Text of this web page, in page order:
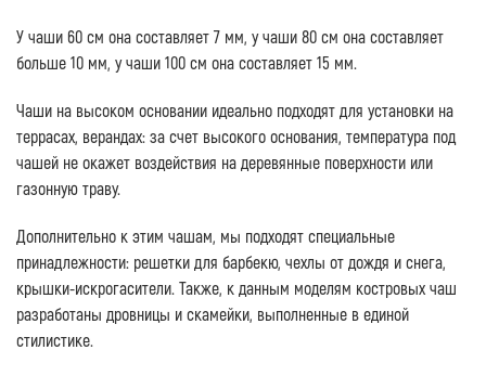
У чаши 60 см она составляет 7 мм, у чаши 80 см она составляет
больше 10 мм, у чаши 100 см она составляет 15 мм.
Чаши на высоком основании идеально подходят для установки на
террасах, верандах: за счет высокого основания, температура под
чашей не окажет воздействия на деревянные поверхности или
газонную траву.
Дополнительно к этим чашам, мы подходят специальные
принадлежности: решетки для барбекю, чехлы от дождя и снега,
крышки-искрогасители. Также, к данным моделям костровых чаш
разработаны дровницы и скамейки, выполненные в единой
стилистике.